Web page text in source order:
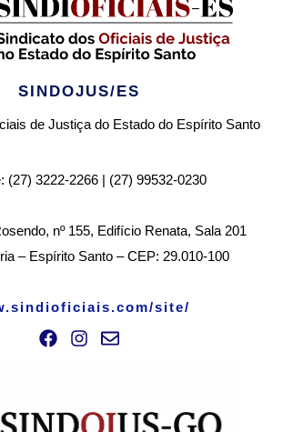
SINDOJUS/ES
de Justiça do Estado do Espírito Santo
(27) 3222-2266 | (27) 99532-0230
nº 155, Edifício Renata, Sala 201
– Espírito Santo – CEP: 29.010-100
site/